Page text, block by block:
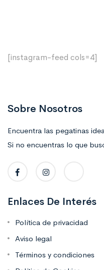
[instagram-feed cols=4]
Sobre Nosotros
Encuentra las pegatinas
Si no encuentras lo que
Enlaces De Interés
Política de privacidad
Aviso legal
Términos y condiciones